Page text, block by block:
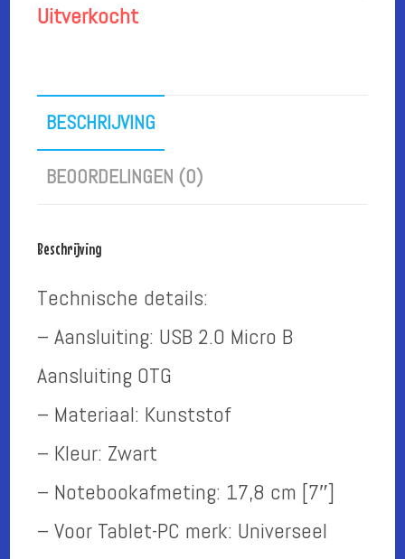
Uitverkocht
BESCHRIJVING
BEOORDELINGEN (0)
Beschrijving
Technische details:
– Aansluiting: USB 2.0 Micro B
Aansluiting OTG
– Materiaal: Kunststof
– Kleur: Zwart
– Notebookafmeting: 17,8 cm [7″]
– Voor Tablet-PC merk: Universeel